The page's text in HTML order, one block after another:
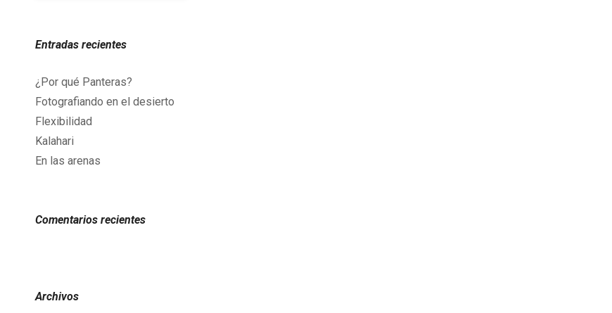
Entradas recientes
¿Por qué Panteras?
Fotografiando en el desierto
Flexibilidad
Kalahari
En las arenas
Comentarios recientes
Archivos